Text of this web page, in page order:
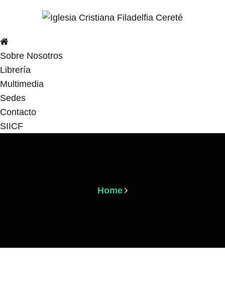
Sobre Nosotros
Librería
Multimedia
Sedes
Contacto
SIICF
Home